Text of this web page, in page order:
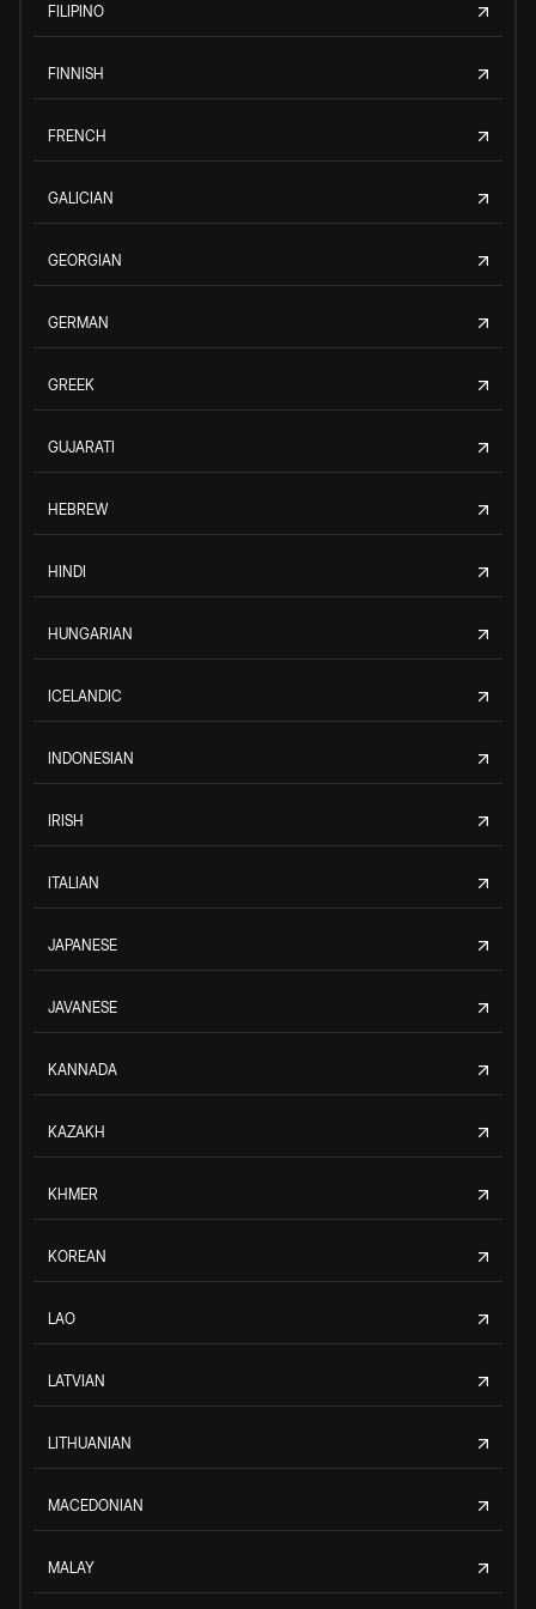
FILIPINO
FINNISH
FRENCH
GALICIAN
GEORGIAN
GERMAN
GREEK
GUJARATI
HEBREW
HINDI
HUNGARIAN
ICELANDIC
INDONESIAN
IRISH
ITALIAN
JAPANESE
JAVANESE
KANNADA
KAZAKH
KHMER
KOREAN
LAO
LATVIAN
LITHUANIAN
MACEDONIAN
MALAY